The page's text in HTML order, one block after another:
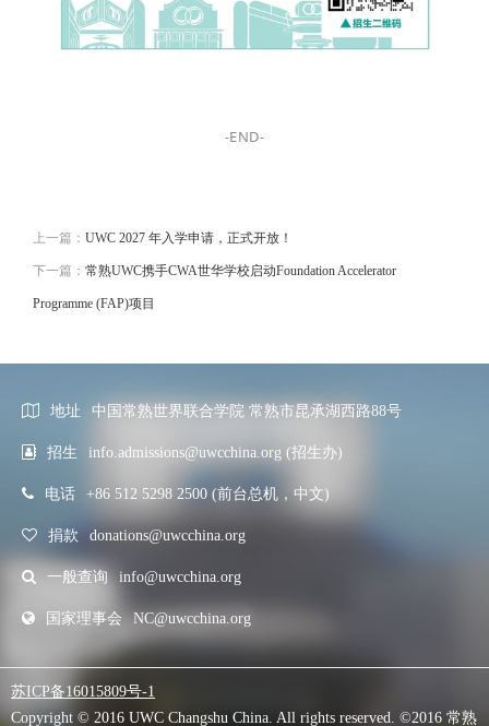
-END-
上一篇： UWC 2027 年入学申请，正式开放！
下一篇： 常熟UWC携手CWA世华学校启动Foundation Accelerator
Programme (FAP)项目
地址 中国常熟世界联合学院 常熟市昆承湖西路88号
招生 info.admissions@uwcchina.org (招生办)
电话 +86 512 5298 2500 (前台总机，中文)
捐款 donations@uwcchina.org
一般查询 info@uwcchina.org
国家理事会 NC@uwcchina.org
苏ICP备16015809号-1
Copyright © 2016 UWC Changshu China. All rights reserved. ©2016 常熟